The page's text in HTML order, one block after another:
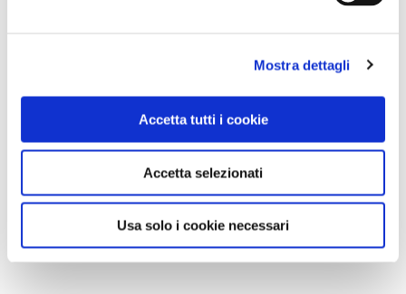
Mostra dettagli
Accetta tutti i cookie
Accetta selezionati
Usa solo i cookie necessari